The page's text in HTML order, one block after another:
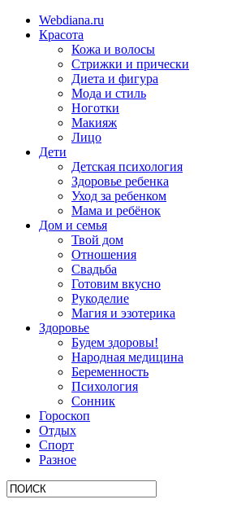
Webdiana.ru
Красота
Кожа и волосы
Стрижки и прически
Диета и фигура
Мода и стиль
Ноготки
Макияж
Лицо
Дети
Детская психология
Здоровье ребенка
Уход за ребенком
Мама и ребёнок
Дом и семья
Твой дом
Отношения
Свадьба
Готовим вкусно
Рукоделие
Магия и эзотерика
Здоровье
Будем здоровы!
Народная медицина
Беременность
Психология
Сонник
Гороскоп
Отдых
Спорт
Разное